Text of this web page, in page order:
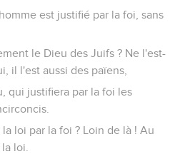
est justifié par la foi, sans
le Dieu des Juifs ? Ne l'est-
il l'est aussi des païens,
qui justifiera par la foi les
loi par la foi ? Loin de là ! Au
loi.